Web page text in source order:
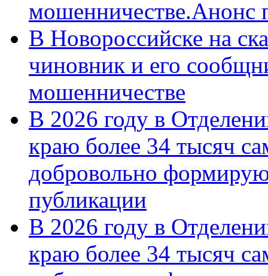
мошенничестве.Анонс
В Новороссийске на
чиновник и его
мошенничестве
В 2026 году в
краю более 34 тысяч
добровольно
публикации
В 2026 году в
краю более 34 тысяч